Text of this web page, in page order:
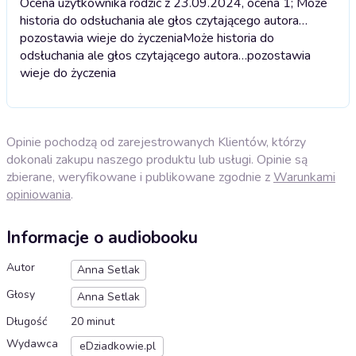
historia do odsłuchania ale głos czytającego autora…
pozostawia wieje do życzeniaMoże historia do
odsłuchania ale głos czytającego autora…pozostawia
wieje do życzenia
Opinie pochodzą od zarejestrowanych Klientów, którzy
dokonali zakupu naszego produktu lub usługi. Opinie są
zbierane, weryfikowane i publikowane zgodnie zWarunkami
opiniowania.
Informacje o audiobooku
Autor
Anna Setlak
Głosy
Anna Setlak
Długość
20 minut
Wydawca
eDziadkowie.pl